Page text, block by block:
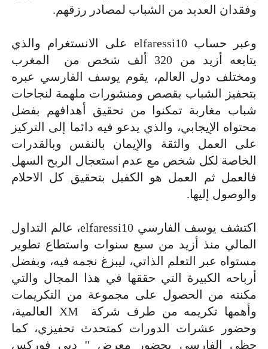
وفقدان العديد من الشباب لمصادر رزقهم.
وعبر حسابelfaressi10 على الانستغرام والذي
يتابعه أزيد من 320 ألف شخص من المغرب
ومختلف دول العالم، يقوم يوسف الفارسي عبره
بتحفيز الشباب بقصص ومنشورات ملهمة لنجاحات
شباب مغاربة تمكنوا من تحقيق أهدافهم بفضل
محتواه الإيجابي، والذي يدعو فيه دائما إلى التركيز
على العمل والثقة والإيمان بالنفس وبالقدرات
الخاصة لكل شخص مع عدم استعجال الربح السهل
فالعمل ثم العمل هو الكفيل بتحقيق كل الاحلام
والوصول إليها.
اكتشف يوسف الفارسي elfaressi10، عالم التداول
المالي منذ أزيد من سبع سنوات واستطاع تطوير
مستواه عبر التعلم الذاتي، ليبزغ نجمه فيه، وبفضل
أرباحه الكبيرة التي حققها في هذا المجال والتي
مكنته من الحصول على مجموعة من التكريمات
وأهمها تكريمه من طرف شركة
XM
العالمية،
وحضور عشرات الدورات كمتحدث تحفيزي، كما
حظي الفارسي بحضور معرض '' دبي فوركس